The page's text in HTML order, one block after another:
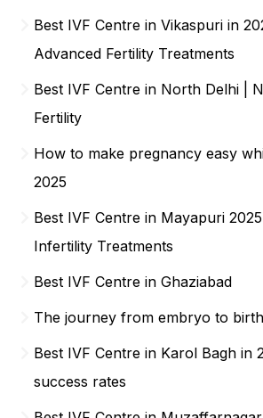
Best IVF Centre in Vikaspuri in
Advanced Fertility Treatments
Best IVF Centre in North Delhi |
Fertility
How to make pregnancy easy
2025
Best IVF Centre in Mayapuri
Infertility Treatments
Best IVF Centre in Ghaziabad
The journey from embryo to birth
Best IVF Centre in Karol Bagh in
success rates